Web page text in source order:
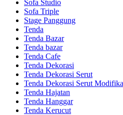
Sofa Studio
Sofa Triple
Stage Panggung
Tenda
Tenda Bazar
Tenda bazar
Tenda Cafe
Tenda Dekorasi
Tenda Dekorasi Serut
Tenda Dekorasi Serut
Tenda Hajatan
Tenda Hanggar
Tenda Kerucut